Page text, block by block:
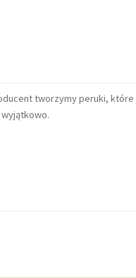
tworzymy peruki, które